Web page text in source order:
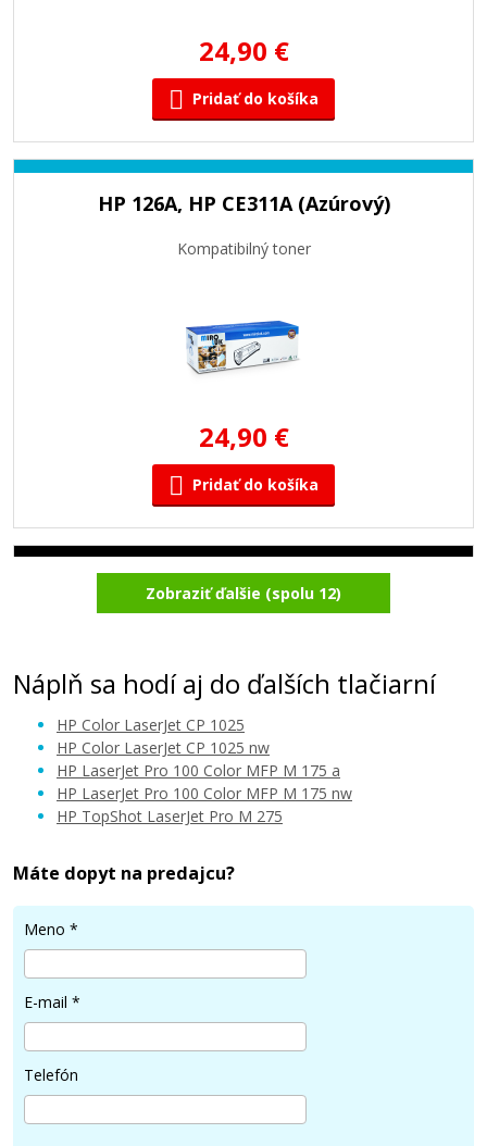
24,90 €
Pridať do košíka
HP 126A, HP CE311A (Azúrový)
Kompatibilný toner
24,90 €
Pridať do košíka
HP 126A, HP CE310A (Čierny)
24,90 €
Pridať do košíka
CE314A (fotovalec)
Kompatibilní fotoválec
Zobraziť ďalšie (spolu 12)
Náplň sa hodí aj do ďalších tlačiarní
HP Color LaserJet CP 1025
HP Color LaserJet CP 1025 nw
HP LaserJet Pro 100 Color MFP M 175 a
HP LaserJet Pro 100 Color MFP M 175 nw
HP TopShot LaserJet Pro M 275
Máte dopyt na predajcu?
Meno *
E-mail *
Telefón